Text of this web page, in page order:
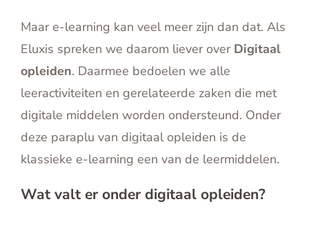
Maar e-learning kan veel meer zijn dan dat. Als
Eluxis spreken we daarom liever over Digitaal
opleiden. Daarmee bedoelen we alle
leeractiviteiten en gerelateerde zaken die met
digitale middelen worden ondersteund. Onder
deze paraplu van digitaal opleiden is de
klassieke e-learning een van de leermiddelen.
Wat valt er onder digitaal opleiden?